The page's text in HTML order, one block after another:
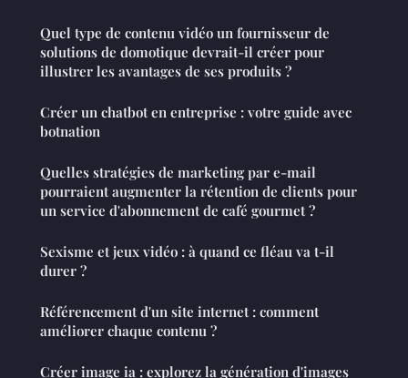
Quel type de contenu vidéo un fournisseur de
solutions de domotique devrait-il créer pour
illustrer les avantages de ses produits ?
Créer un chatbot en entreprise : votre guide avec
botnation
Quelles stratégies de marketing par e-mail
pourraient augmenter la rétention de clients pour
un service d'abonnement de café gourmet ?
Sexisme et jeux vidéo : à quand ce fléau va t-il
durer ?
Référencement d'un site internet : comment
améliorer chaque contenu ?
Créer image ia : explorez la génération d'images